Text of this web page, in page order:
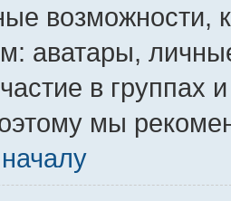
аватары,
в группах
мы